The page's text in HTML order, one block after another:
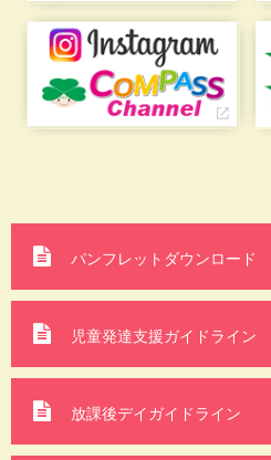
パンフレットダウンロード
児童発達支援ガイドライン
放課後デイガイドライン